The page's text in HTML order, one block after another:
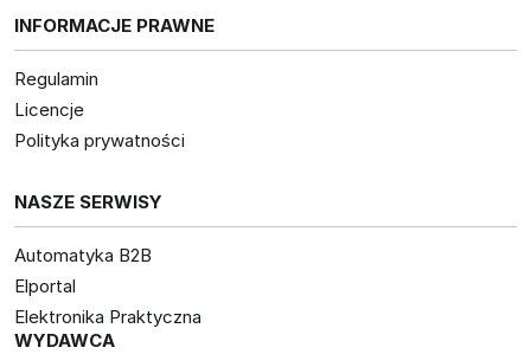
INFORMACJE PRAWNE
Regulamin
Licencje
Polityka prywatności
NASZE SERWISY
Automatyka B2B
Elportal
Elektronika Praktyczna
WYDAWCA